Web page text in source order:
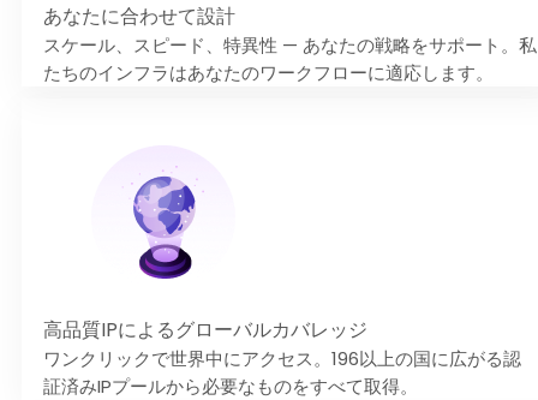
あなたに合わせて設計
スケール、スピード、特異性 — あなたの戦略をサポート。私
たちのインフラはあなたのワークフローに適応します。
高品質IPによるグローバルカバレッジ
ワンクリックで世界中にアクセス。196以上の国に広がる認
証済みIPプールから必要なものをすべて取得。